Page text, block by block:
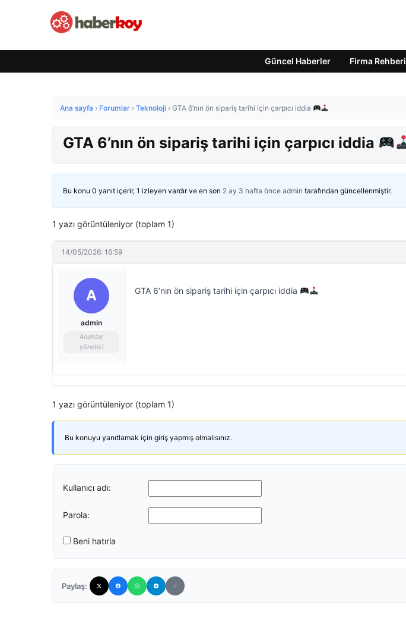
Güncel Haberler Firma Rehberi
Ana sayfa › Forumlar › Teknoloji › GTA 6’nın ön sipariş tarihi için çarpıcı iddia
GTA 6’nın ön sipariş tarihi için çarpıcı iddia
Bu konu 0 yanıt içerir, 1 izleyen vardır ve en son 2 ay 3 hafta önce admin tarafından güncellenmiştir.
1 yazı görüntüleniyor (toplam 1)
14/05/2026: 16:59
A
admin
Anahtar
yönetici
GTA 6’nın ön sipariş tarihi için çarpıcı iddia
1 yazı görüntüleniyor (toplam 1)
Bu konuyu yanıtlamak için giriş yapmış olmalısınız.
Kullanıcı adı:
Parola:
Beni hatırla
Paylaş: